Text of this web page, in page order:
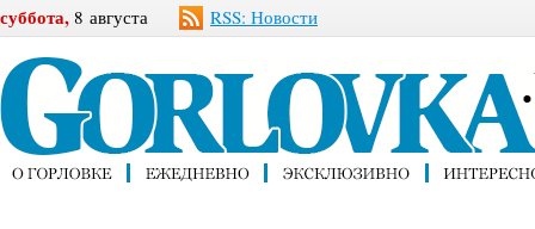
суббота, 8 августа RSS: Новости